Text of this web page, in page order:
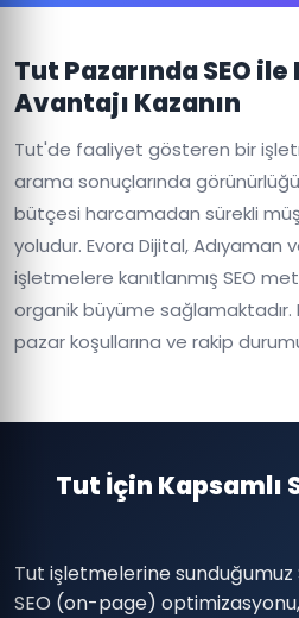
Tut Pazarında SEO
Avantajı Kazanın
Tut'de faaliyet gösteren bir
arama sonuçlarında
bütçesi harcamadan sürekli
yoludur. Evora Dijital, Adıyaman
işletmelere kanıtlanmış SEO
organik büyüme
pazar koşullarına ve rakip
Tut İçin Kapsamlı
Tut işletmelerine sunduğumuz
SEO (on-page)